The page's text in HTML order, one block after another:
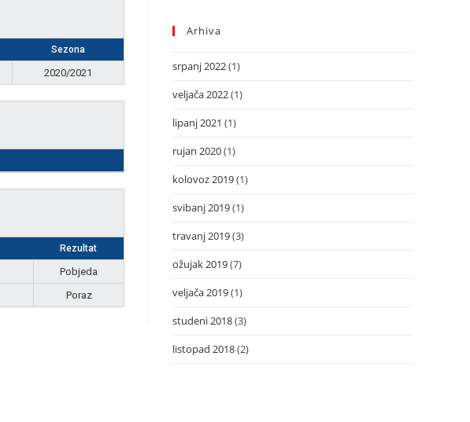
Sezona
2020/2021
Rezultat
Pobjeda
Poraz
Arhiva
srpanj 2022(1)
veljača 2022(1)
lipanj 2021 (1)
rujan 2020(1)
kolovoz 2019(1)
svibanj 2019(1)
travanj 2019(3)
ožujak 2019(7)
veljača 2019(1)
studeni 2018(3)
listopad 2018(2)